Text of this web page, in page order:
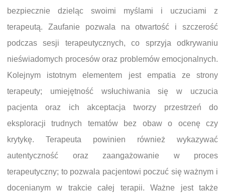
bezpiecznie dzieląc swoimi myślami i uczuciami z
terapeutą. Zaufanie pozwala na otwartość i szczerość
podczas sesji terapeutycznych, co sprzyja odkrywaniu
nieświadomych procesów oraz problemów emocjonalnych.
Kolejnym istotnym elementem jest empatia ze strony
terapeuty; umiejętność wsłuchiwania się w uczucia
pacjenta oraz ich akceptacja tworzy przestrzeń do
eksploracji trudnych tematów bez obaw o ocenę czy
krytykę. Terapeuta powinien również wykazywać
autentyczność oraz zaangażowanie w proces
terapeutyczny; to pozwala pacjentowi poczuć się ważnym i
docenianym w trakcie całej terapii. Ważne jest także